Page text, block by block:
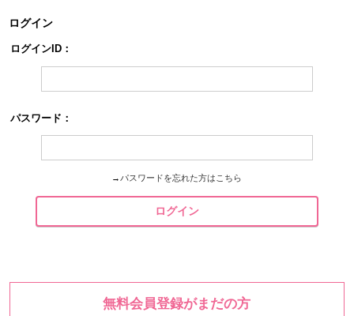
ログイン
ログインID：
パスワード：
→ パスワードを忘れた方はこちら
ログイン
無料会員登録がまだの方